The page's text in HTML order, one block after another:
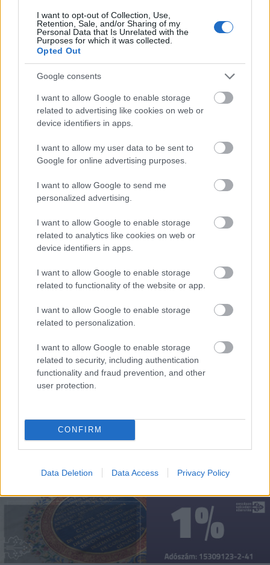
I want to opt-out of Collection, Use,
Retention, Sale, and/or Sharing of my
Personal Data that Is Unrelated with the
Purposes for which it was collected.
Opted Out
Google consents
I want to allow Google to enable storage
related to advertising like cookies on web or
device identifiers in apps.
I want to allow my user data to be sent to
Google for online advertising purposes.
I want to allow Google to send me
personalized advertising.
I want to allow Google to enable storage
related to analytics like cookies on web or
device identifiers in apps.
I want to allow Google to enable storage
related to functionality of the website or app.
I want to allow Google to enable storage
related to personalization.
I want to allow Google to enable storage
related to security, including authentication
functionality and fraud prevention, and other
user protection.
CONFIRM
Data Deletion Data Access Privacy Policy
Sorozatunk címe Hésziodosz Munkák és napok című
művére utal. Az ókori szerző a földműves kitartó,
gondos munkáját jelenítette meg. Könyvtárunk
kutató munkatársai ehhez hasonló szorgalommal
tárják fel a gyűjtemények mélyén rejlő kincseket.
Ezekből a folyamatos feldolgozó munka nyomán
felbukkanó…
„Petőfi 200” – A költő alakja és művei
ex libriseken. Első rész
nemzetikonyvtar•2023. március 14.
voltak haragosak, mint mosolygók.” Breuer Csilla:
Petőfi egy mai festőművész szemével. In: Magyar
Nemzet online, 2021. 03. 11. A fenti szavakkal idézi
elénk az idén 200 éve született Petőfi Sándor…